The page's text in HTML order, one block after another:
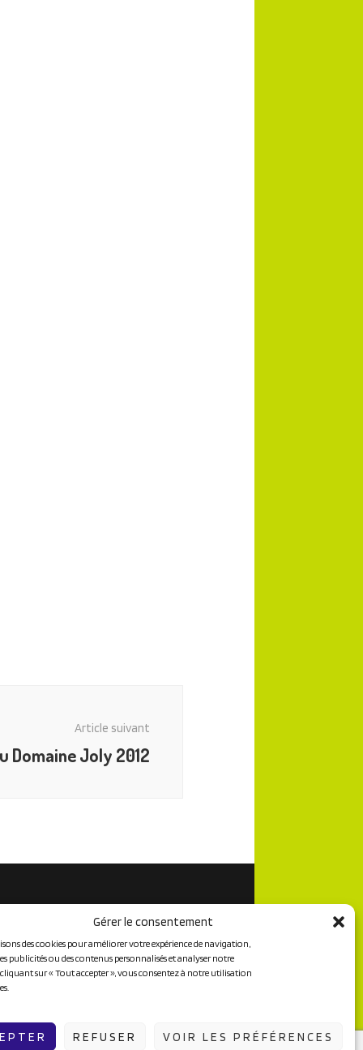
Gérer le consentement
des cookies pour améliorer votre expérience de navigation,
publicités ou des contenus personnalisés et analyser notre
sur « Tout accepter », vous consentez à notre utilisation
REFUSER VOIR LES PRÉFÉRENCES
Article suivant
Domaine Joly 2012